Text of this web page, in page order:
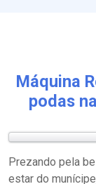
Máquina
podas
Prezando pela
estar do